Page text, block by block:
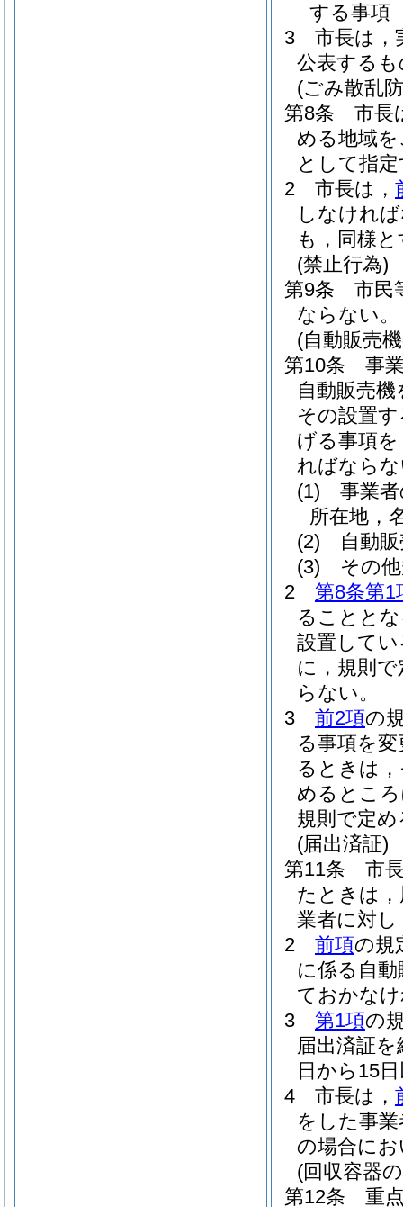
する事項
3
市長は，
公表する
(ごみ散乱
第8条
市長
める地域
として指
2
市長は，
しなけれ
も，同様
(禁止行為)
第9条
市民
ならない。
(自動販売
第10条
事
自動販売
その設置
げる事項
ればなら
(1)
事業
所在地，
(2)
自動
(3)
その
2
第8条第1
ることと
設置して
に，規則
らない。
3
前2項の
る事項を
るときは
めるとこ
規則で定
(届出済証)
第11条
市
たときは
業者に対
2
前項の規
に係る自
ておかな
3
第1項の
届出済証
日から15
4
市長は，
をした事
の場合に
(回収容器
第12条
重